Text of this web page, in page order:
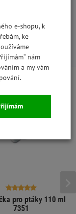
pro ptáky 110 ml
7351
e-shopu, k
ke
nám
a my vám